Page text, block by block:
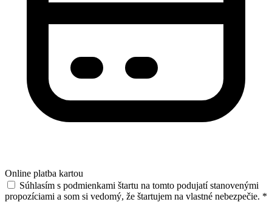
Online platba kartou
Súhlasím s podmienkami štartu na tomto podujatí stanovenými
propozíciami a som si vedomý, že štartujem na vlastné nebezpečie. *